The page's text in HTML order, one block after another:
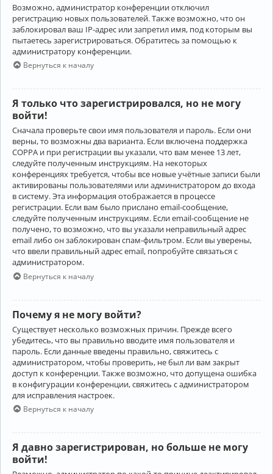
Возможно, администратор конференции отключил
регистрацию новых пользователей. Также возможно, что он
заблокировал ваш IP-адрес или запретил имя, под которым вы
пытаетесь зарегистрироваться. Обратитесь за помощью к
администратору конференции.
Вернуться к началу
Я только что зарегистрировался, но не могу
войти!
Сначала проверьте свои имя пользователя и пароль. Если они
верны, то возможны два варианта. Если включена поддержка
COPPA и при регистрации вы указали, что вам менее 13 лет,
следуйте полученным инструкциям. На некоторых
конференциях требуется, чтобы все новые учётные записи были
активированы пользователями или администратором до входа
в систему. Эта информация отображается в процессе
регистрации. Если вам было прислано email-сообщение,
следуйте полученным инструкциям. Если email-сообщение не
получено, то возможно, что вы указали неправильный адрес
email либо он заблокирован спам-фильтром. Если вы уверены,
что ввели правильный адрес email, попробуйте связаться с
администратором.
Вернуться к началу
Почему я не могу войти?
Существует несколько возможных причин. Прежде всего
убедитесь, что вы правильно вводите имя пользователя и
пароль. Если данные введены правильно, свяжитесь с
администратором, чтобы проверить, не был ли вам закрыт
доступ к конференции. Также возможно, что допущена ошибка
в конфигурации конференции, свяжитесь с администратором
для исправления настроек.
Вернуться к началу
Я давно зарегистрирован, но больше не могу
войти!